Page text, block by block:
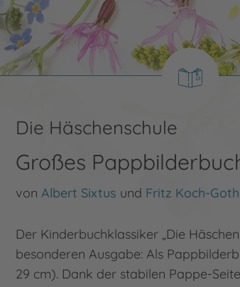
Die Häschenschule
Großes
von Albert Sixtus und Fritz Koch-
Der Kinderbuchklassiker „Die
besonderen Ausgabe: Als
29 cm). Dank der stabilen Pappe-